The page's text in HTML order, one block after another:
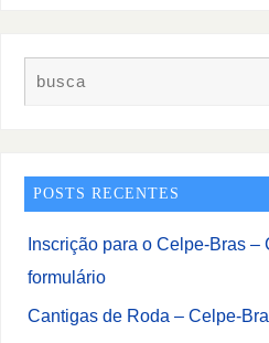
POSTS RECENTES
Inscrição para o Celpe-Bras –
formulário
Cantigas de Roda – Celpe-